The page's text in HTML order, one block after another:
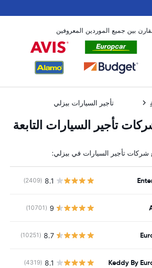
بين جميع الموردين المعروفين
تأجير السيارات بيزلي
تأجير السيارات التابعة
شركات تأجير السيارات في بيزلي:
8.1
(2409)
9
(10701)
8.7
(10251)
Keddy By
8.1
(4319)